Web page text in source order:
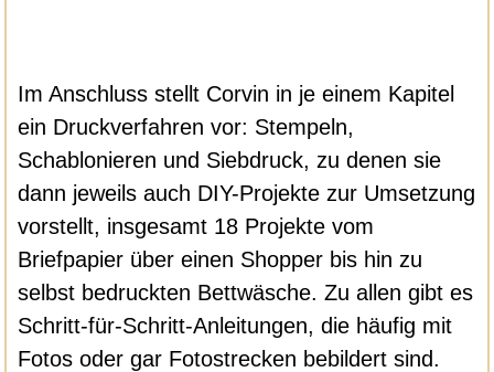
Im Anschluss stellt Corvin in je einem Kapitel
ein Druckverfahren vor: Stempeln,
Schablonieren und Siebdruck, zu denen sie
dann jeweils auch DIY-Projekte zur Umsetzung
vorstellt, insgesamt 18 Projekte vom
Briefpapier über einen Shopper bis hin zu
selbst bedruckten Bettwäsche. Zu allen gibt es
Schritt-für-Schritt-Anleitungen, die häufig mit
Fotos oder gar Fotostrecken bebildert sind.